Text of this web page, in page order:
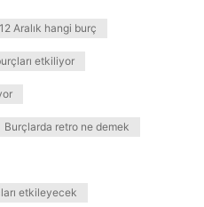
12 Aralık hangi burç
etkiliyor
Burçlarda retro ne demek
etkileyecek